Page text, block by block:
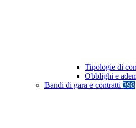
Tipologie di
Obblighi e
Bandi di gara e contratti 398